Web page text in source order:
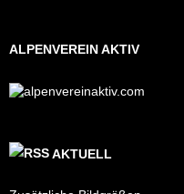
ALPENVEREIN AKTIV
AKTUELL